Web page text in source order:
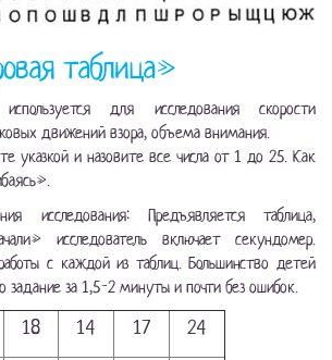
таблица»
для исследования скорости
движений взора, объема внимания.
указкой и назовите все числа от 1 до 25. Как
исследования: Предъявляется таблица,
исследователь включает секундомер.
с каждой из таблиц. Большинство детей
задание за 1,5-2 минуты и почти без ошибок.
18 14 17
24